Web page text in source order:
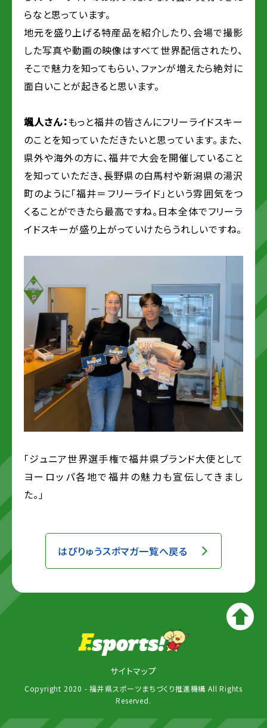
らなと思っています。
地元を盛り上げる特産品を紹介したり、会場で撮影
した写真や動画の映像はすべて世界配信されたり、
そこで魅力を知ってもらい、ファンが増えたら絶対に
面白いことが起きると思います。
颯人さん：もっと福井の皆さんにフリーライドスキー
のことを知っていただきたいと思っています。また、
県外や海外の方に、福井で大会を開催していること
を知っていただき、長野県の白馬村や新潟県の湯沢
町のように「福井＝フリーライド」という雰囲気をつ
くることができたら最高ですね。日本全体でフリーラ
イドスキーが盛り上がっていけたらうれしいですね。
「ジュニア世界選手権で福井県ブランド大使として
ヨーロッパ各地で福井の魅力も宣伝してきまし
た。｣
はぴりゅうスポマガ一覧へ戻る
サイトマップ
Copyright 2020 - 福井県スポーツまちづくり推進機構 All Rights
Reserved.